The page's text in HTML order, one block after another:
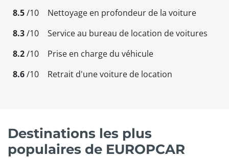
8.5/10
Nettoyage en profondeur de la voiture
8.3/10
Service au bureau de location de voitures
8.2/10
Prise en charge du véhicule
8.6/10 Retrait d'une voiture de location
Destinations les plus
populaires de EUROPCAR